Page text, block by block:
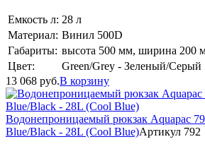
Емкость л: 28 л
Материал: Винил 500D
Габариты: высота 500 мм, ширина 200
Цвет:
Green/Grey - Зеленый/Серый
13 068 руб.В корзину
Водонепроницаемый рюкзак Aquapac
Blue/Black - 28L (Cool Blue)Артикул 792